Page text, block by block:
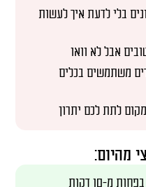
בלי לדעת איך לעשות
אבל לא וואו
משתמשים בכלים
מהיום:
מ-10 דקות